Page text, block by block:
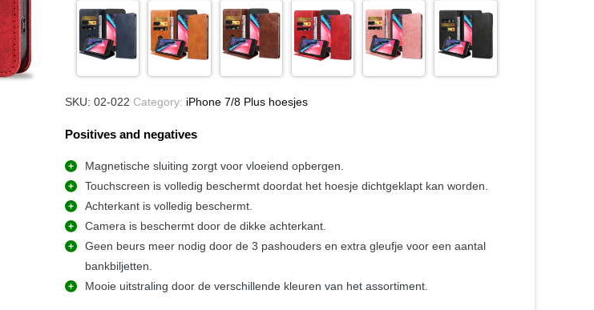
SKU: 02-022 Category: iPhone 7/8 Plus hoesjes
Positives and negatives
Magnetische sluiting zorgt voor vloeiend opbergen.
Touchscreen is volledig beschermt doordat het hoesje dichtgeklapt kan worden.
Achterkant is volledig beschermt.
Camera is beschermt door de dikke achterkant.
Geen beurs meer nodig door de 3 pashouders en extra gleufje voor een aantal
bankbiljetten.
Mooie uitstraling door de verschillende kleuren van het assortiment.